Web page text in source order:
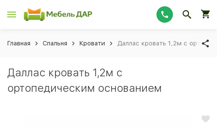
Главная Спальня Кровати Даллас кровать 1,2м с
Даллас кровать 1,2м с
ортопедическим основанием